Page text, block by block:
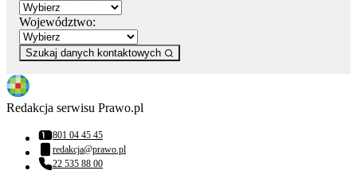
Województwo:
Szukaj danych kontaktowych
Redakcja serwisu Prawo.pl
Numer telefonu:
801 04 45 45
Adres email:
redakcja@prawo.pl
Numer telefonu:
22 535 88 00